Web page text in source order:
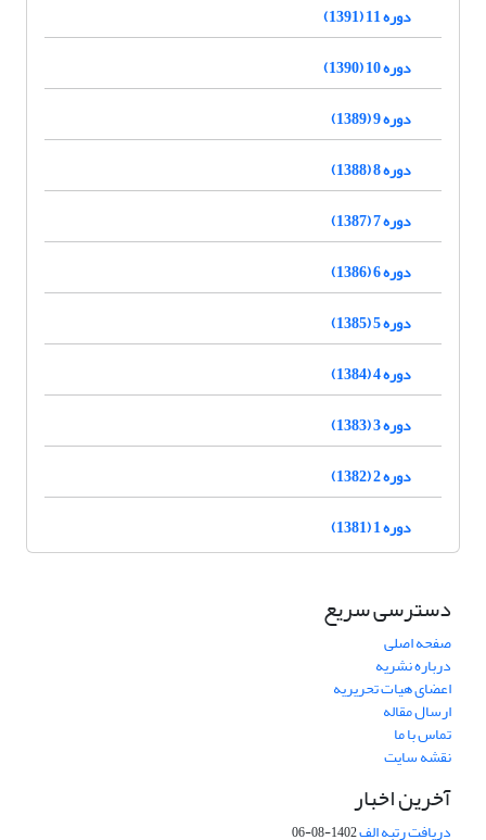
دوره 11 (1391)
دوره 10 (1390)
دوره 9 (1389)
دوره 8 (1388)
دوره 7 (1387)
دوره 6 (1386)
دوره 5 (1385)
دوره 4 (1384)
دوره 3 (1383)
دوره 2 (1382)
دوره 1 (1381)
دسترسی سریع
صفحه اصلی
درباره نشریه
اعضای هیات تحریریه
ارسال مقاله
تماس با ما
نقشه سایت
آخرین اخبار
دریافت رتبه الف1402-08-06